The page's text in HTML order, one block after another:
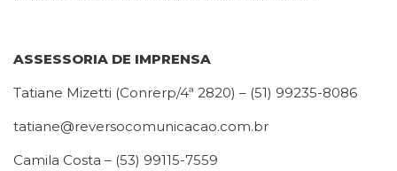
ASSESSORIA DE IMPRENSA
Tatiane Mizetti (Conrerp/4ª 2820) – (51) 99235-8086
tatiane@reversocomunicacao.com.br
Camila Costa – (53) 99115-7559